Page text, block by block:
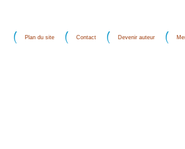
Plan du site Contact Devenir auteur